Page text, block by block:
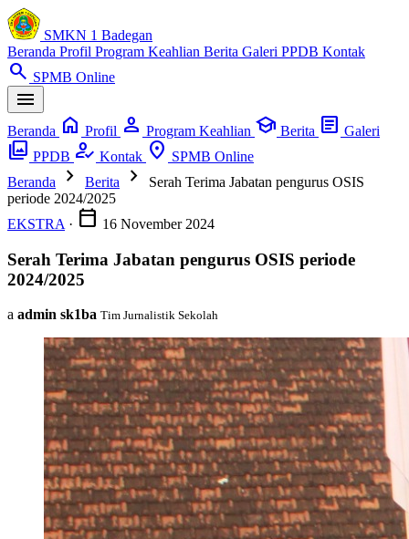
SMKN 1 Badegan
Beranda Profil Program Keahlian Berita Galeri PPDB Kontak
search SPMB Online
menu
Beranda home Profil person Program Keahlian school Berita article Galeri
photo_library PPDB how_to_reg Kontak location_on SPMB Online
Beranda
chevron_right Berita chevron_right
Serah Terima Jabatan pengurus OSIS
periode 2024/2025
EKSTRA · calendar_today 16 November 2024
Serah Terima Jabatan pengurus OSIS periode
2024/2025
a admin sk1ba Tim Jurnalistik Sekolah